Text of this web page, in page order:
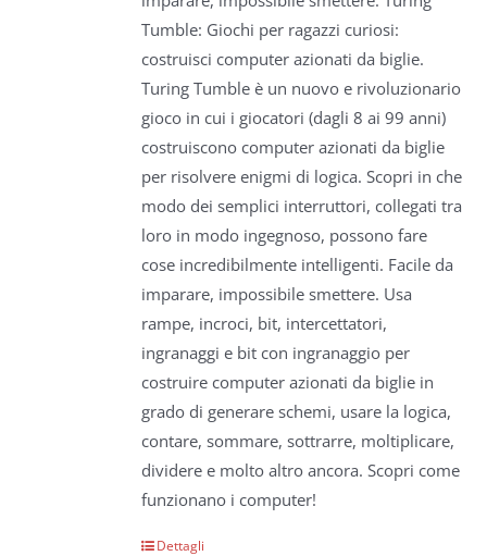
Tumble: Giochi per ragazzi curiosi:
costruisci computer azionati da biglie.
Turing Tumble è un nuovo e rivoluzionario
gioco in cui i giocatori (dagli 8 ai 99 anni)
costruiscono computer azionati da biglie
per risolvere enigmi di logica. Scopri in che
modo dei semplici interruttori, collegati tra
loro in modo ingegnoso, possono fare
cose incredibilmente intelligenti. Facile da
imparare, impossibile smettere. Usa
rampe, incroci, bit, intercettatori,
ingranaggi e bit con ingranaggio per
costruire computer azionati da biglie in
grado di generare schemi, usare la logica,
contare, sommare, sottrarre, moltiplicare,
dividere e molto altro ancora. Scopri come
funzionano i computer!
Dettagli